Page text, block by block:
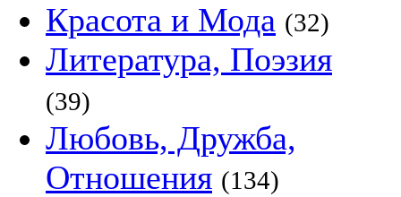
Красота и Мода (32)
Литература, Поэзия
(39)
Любовь, Дружба,
Отношения (134)